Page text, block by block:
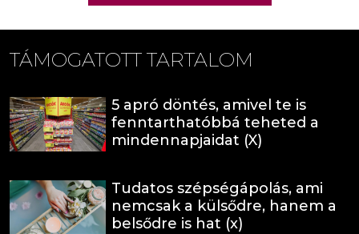
TÁMOGATOTT TARTALOM
5 apró döntés, amivel te is
fenntarthatóbbá teheted a
mindennapjaidat (X)
Tudatos szépségápolás, ami
nemcsak a külsődre, hanem a
belsődre is hat (x)